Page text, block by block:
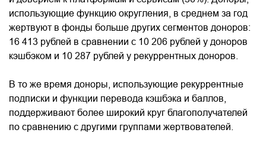
использующие функцию округления, в среднем за год
жертвуют в фонды больше других сегментов доноров:
16 413 рублей в сравнении с 10 206 рублей у доноров
кэшбэком и 10 287 рублей у рекуррентных доноров.
В то же время доноры, использующие рекуррентные
подписки и функции перевода кэшбэка и баллов,
поддерживают более широкий круг благополучателей
по сравнению с другими группами жертвователей.